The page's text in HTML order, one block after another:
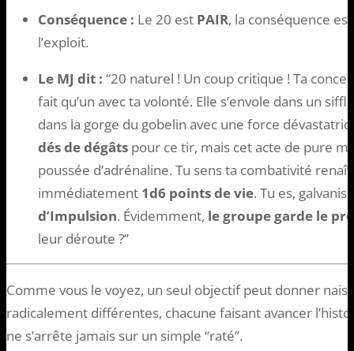
Conséquence : Le 20 est PAIR, la conséquence
l’exploit.
Le MJ dit : “20 naturel ! Un coup critique ! Ta
fait qu’un avec ta volonté. Elle s’envole dans un
dans la gorge du gobelin avec une force
dés de dégâts pour ce tir, mais cet acte de pure
poussée d’adrénaline. Tu sens ta combativité
immédiatement 1d6 points de vie. Tu es,
d’Impulsion. Évidemment, le groupe garde le
leur déroute ?”
Comme vous le voyez, un seul objectif peut donner
radicalement différentes, chacune faisant avancer
ne s’arrête jamais sur un simple “raté”.